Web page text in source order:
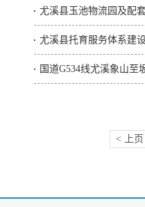
尤溪县玉池物流园及配
尤溪县托育服务体系建
国道G534线尤溪象山
< 上页